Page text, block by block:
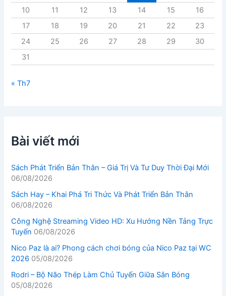
10
11 12 13 14 15
16
17
18 19 20 21 22
23
24
25 26 27 28 29
30
31
« Th7
Bài viết mới
Sách Phát Triển Bản Thân – Giá Trị Và Tư Duy Thời Đại Mới
06/08/2026
Sách Hay – Khai Phá Tri Thức Và Phát Triển Bản Thân
06/08/2026
Công Nghệ Streaming Video HD: Xu Hướng Nền Tảng Trực
Tuyến 06/08/2026
Nico Paz là ai? Phong cách chơi bóng của Nico Paz tại WC
2026 05/08/2026
Rodri – Bộ Não Thép Làm Chủ Tuyến Giữa Sân Bóng
05/08/2026